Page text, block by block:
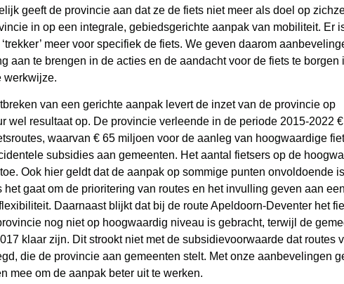
geeft de provincie aan dat ze de fiets niet meer als doel op
in op een integrale, gebiedsgerichte aanpak van mobiliteit. Er
meer voor specifiek de fiets. We geven daarom
aan te brengen in de acties en de aandacht voor de fiets te borgen
werkwijze.
van een gerichte aanpak levert de inzet van de provincie op
wel resultaat op. De provincie verleende in de periode 2015-2022
waarvan € 65 miljoen voor de aanleg van hoogwaardige
subsidies aan gemeenten. Het aantal fietsers op de
Ook hier geldt dat de aanpak op sommige punten onvoldoende
het gaat om de prioritering van routes en het invulling geven aan
Daarnaast blijkt dat bij de route Apeldoorn-Deventer het
nog niet op hoogwaardig niveau is gebracht, terwijl de
klaar zijn. Dit strookt niet met de subsidievoorwaarde dat routes
die de provincie aan gemeenten stelt. Met onze aanbevelingen
mee om de aanpak beter uit te werken.